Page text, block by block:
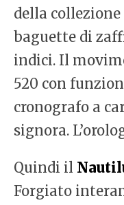
della
baguette di
indici. Il
520 con
cronografo a
signora.
Quindi il
Forgiato